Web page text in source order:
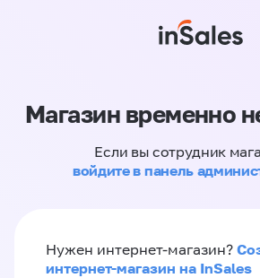
Магазин временно
Если вы сотрудник
войдите в панель
Нужен интернет-магазин?
интернет-магазин на InSales